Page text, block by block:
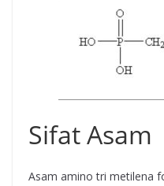
Sifat Asam
Asam amino tri metilena